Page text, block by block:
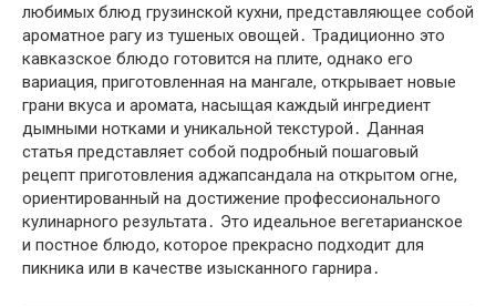
любимых блюд грузинской кухни, представляющее собой
ароматное рагу из тушеных овощей․ Традиционно это
кавказское блюдо готовится на плите, однако его
вариация, приготовленная на мангале, открывает новые
грани вкуса и аромата, насыщая каждый ингредиент
дымными нотками и уникальной текстурой․ Данная
статья представляет собой подробный пошаговый
рецепт приготовления аджапсандала на открытом огне,
ориентированный на достижение профессионального
кулинарного результата․ Это идеальное вегетарианское
и постное блюдо, которое прекрасно подходит для
пикника или в качестве изысканного гарнира․